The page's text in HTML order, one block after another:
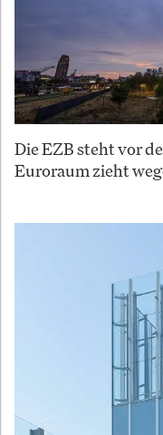
Die EZB steht vor
Euroraum zieht